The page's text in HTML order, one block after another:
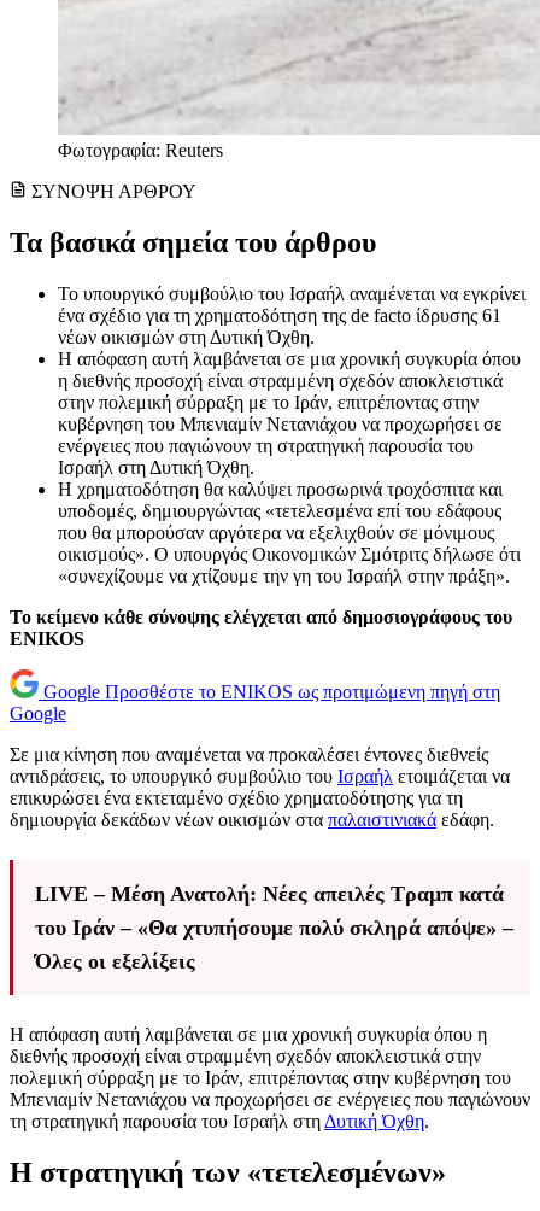
Φωτογραφία: Reuters
ΣΥΝΟΨΗ ΑΡΘΡΟΥ
Τα βασικά σημεία του άρθρου
Το υπουργικό συμβούλιο του Ισραήλ αναμένεται να εγκρίνει
ένα σχέδιο για τη χρηματοδότηση της de facto ίδρυσης 61
νέων οικισμών στη Δυτική Όχθη.
Η απόφαση αυτή λαμβάνεται σε μια χρονική συγκυρία όπου
η διεθνής προσοχή είναι στραμμένη σχεδόν αποκλειστικά
στην πολεμική σύρραξη με το Ιράν, επιτρέποντας στην
κυβέρνηση του Μπενιαμίν Νετανιάχου να προχωρήσει σε
ενέργειες που παγιώνουν τη στρατηγική παρουσία του
Ισραήλ στη Δυτική Όχθη.
Η χρηματοδότηση θα καλύψει προσωρινά τροχόσπιτα και
υποδομές, δημιουργώντας «τετελεσμένα επί του εδάφους
που θα μπορούσαν αργότερα να εξελιχθούν σε μόνιμους
οικισμούς». Ο υπουργός Οικονομικών Σμότριτς δήλωσε ότι
«συνεχίζουμε να χτίζουμε την γη του Ισραήλ στην πράξη».
Το κείμενο κάθε σύνοψης ελέγχεται από δημοσιογράφους του
ENIKOS
Google Προσθέστε το ENIKOS ως προτιμώμενη πηγή στη
Google
Σε μια κίνηση που αναμένεται να προκαλέσει έντονες διεθνείς
αντιδράσεις, το υπουργικό συμβούλιο του Ισραήλ ετοιμάζεται να
επικυρώσει ένα εκτεταμένο σχέδιο χρηματοδότησης για τη
δημιουργία δεκάδων νέων οικισμών στα παλαιστινιακά εδάφη.
LIVE – Μέση Ανατολή: Νέες απειλές Τραμπ κατά
του Ιράν – «Θα χτυπήσουμε πολύ σκληρά απόψε» –
Όλες οι εξελίξεις
Η απόφαση αυτή λαμβάνεται σε μια χρονική συγκυρία όπου η
διεθνής προσοχή είναι στραμμένη σχεδόν αποκλειστικά στην
πολεμική σύρραξη με το Ιράν, επιτρέποντας στην κυβέρνηση του
Μπενιαμίν Νετανιάχου να προχωρήσει σε ενέργειες που παγιώνουν
τη στρατηγική παρουσία του Ισραήλ στη Δυτική Όχθη.
Η στρατηγική των «τετελεσμένων»